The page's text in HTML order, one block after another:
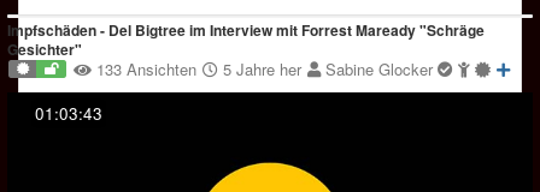
Impfschäden - Del Bigtree im Interview mit Forrest Maready "Schräge
Gesichter"
133 Ansichten 5 Jahre her
Sabine Glocker
01:03:43